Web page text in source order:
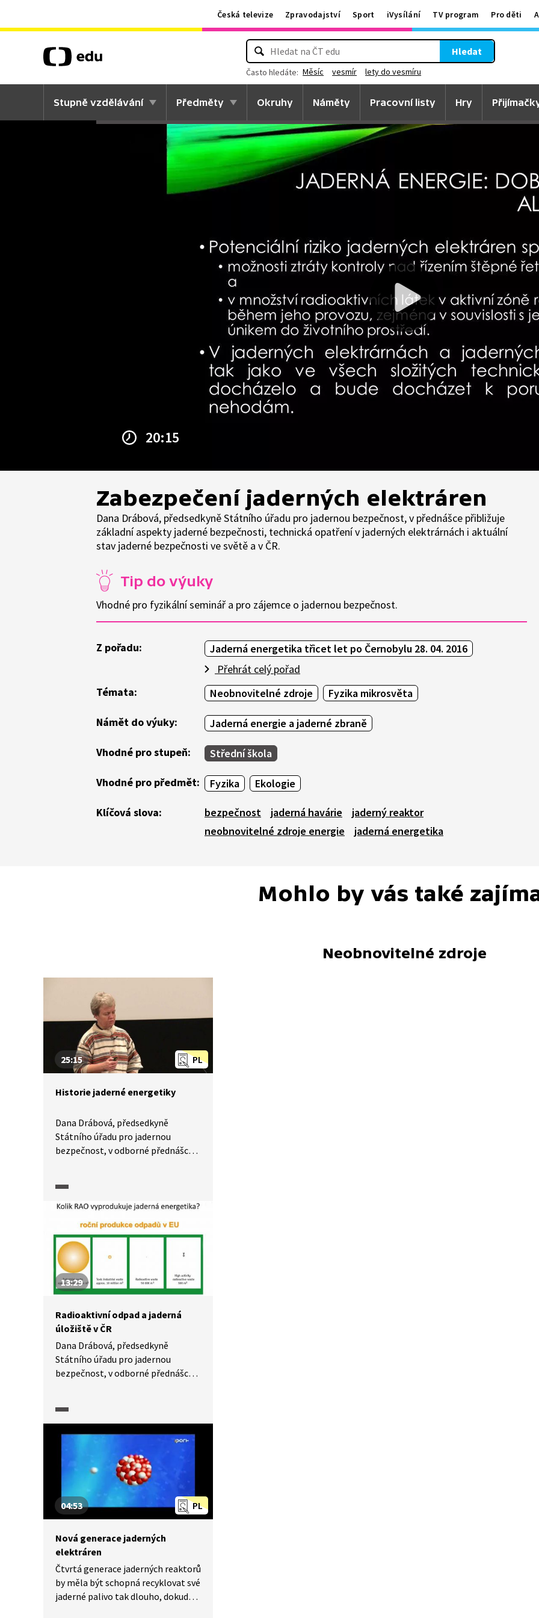
Česká televize Zpravodajství Sport iVysílání TV program Pro děti
Hledat
Často hledáte: Měsíc vesmír lety do vesmíru
Stupně vzdělávání Předměty Okruhy Náměty Pracovní listy Hry
20:15
Zabezpečení jaderných elektráren
Dana Drábová, předsedkyně Státního úřadu pro jadernou bezpečnost, v přednášce přibližuje
základní aspekty jaderné bezpečnosti, technická opatření v jaderných elektrárnách i aktuální
stav jaderné bezpečnosti ve světě a v ČR.
Tip do výuky
Vhodné pro fyzikální seminář a pro zájemce o jadernou bezpečnost.
Z pořadu:
Jaderná energetika třicet let po Černobylu 28. 04. 2016
Přehrát celý pořad
Témata:
Neobnovitelné zdroje Fyzika mikrosvěta
Námět do výuky: Jaderná energie a jaderné zbraně
Vhodné pro stupeň: Střední škola
Vhodné pro předmět: Fyzika Ekologie
Klíčová slova: bezpečnost jaderná havárie
jaderný reaktor
neobnovitelné zdroje energie
jaderná energetika
Mohlo by vás také
Neobnovitelné zdroje
PL
25:15
Historie jaderné energetiky
Dana Drábová, předsedkyně
Státního úřadu pro jadernou
bezpečnost, v odborné přednášce
konstrukci prvního jaderného
reaktoru i vývoj stavby jaderných
elektráren.
13:29
Radioaktivní odpad a jaderná
úložiště v ČR
Dana Drábová, předsedkyně
Státního úřadu pro jadernou
bezpečnost, v odborné přednášce
se také otázkám budování
PL
04:53
Nová generace jaderných
elektráren
Čtvrtá generace jaderných reaktorů
by měla být schopná recyklovat své
jaderné palivo tak dlouho, dokud